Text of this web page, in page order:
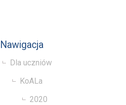
Nawigacja
Dla uczniów
KoALa
2020